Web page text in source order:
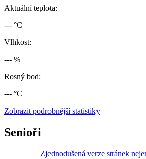
Aktuální teplota:
--- °C
Vlhkost:
--- %
Rosný bod:
--- °C
Zobrazit podrobnější statistiky
Senioři
Zjednodušená verze stránek